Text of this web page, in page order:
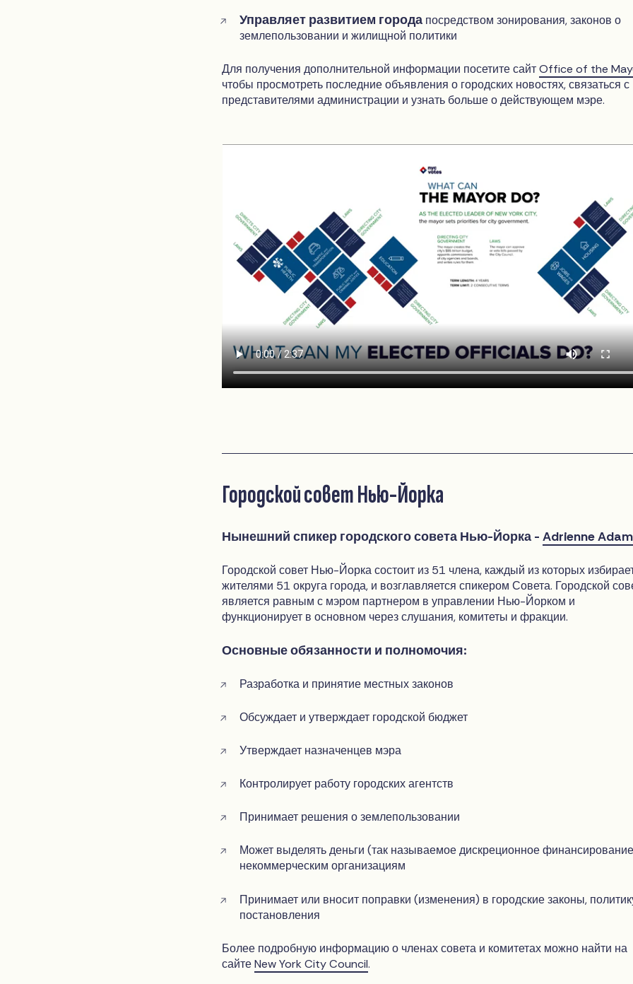
Управляет развитием города посредством зонирования, законов о
землепользовании и жилищной политики
Для получения дополнительной информации посетите сайтOffice of the
чтобы просмотреть последние объявления о городских новостях, связаться с
представителями администрации и узнать больше о действующем мэре.
Городской совет Нью-Йорка
Нынешний спикер городского совета Нью-Йорка - Adrienne
Городской совет Нью-Йорка состоит из 51 члена, каждый из которых
жителями 51 округа города, и возглавляется спикером Совета. Городской
является равным с мэром партнером в управлении Нью-Йорком и
функционирует в основном через слушания, комитеты и фракции.
Основные обязанности и полномочия:
Разработка и принятие местных законов
Обсуждает и утверждает городской бюджет
Утверждает назначенцев мэра
Контролирует работу городских агентств
Принимает решения о землепользовании
Может выделять деньги (так называемое дискреционное
некоммерческим организациям
Принимает или вносит поправки (изменения) в городские законы,
постановления
Более подробную информацию о членах совета и комитетах можно найти на
сайтеNew York City Council.